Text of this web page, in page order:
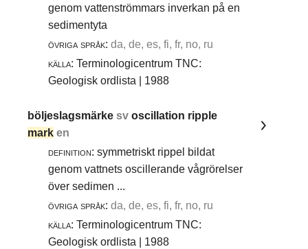
genom vattenströmmars inverkan på en
sedimentyta
övriga språk: da, de, es, fi, fr, no, ru
källa: Terminologicentrum TNC:
Geologisk ordlista | 1988
böljeslagsmärkesvoscillation ripple
mark en
definition: symmetriskt rippel bildat
genom vattnets oscillerande vågrörelser
över sedimen ...
övriga språk: da, de, es, fi, fr, no, ru
källa: Terminologicentrum TNC:
Geologisk ordlista | 1988